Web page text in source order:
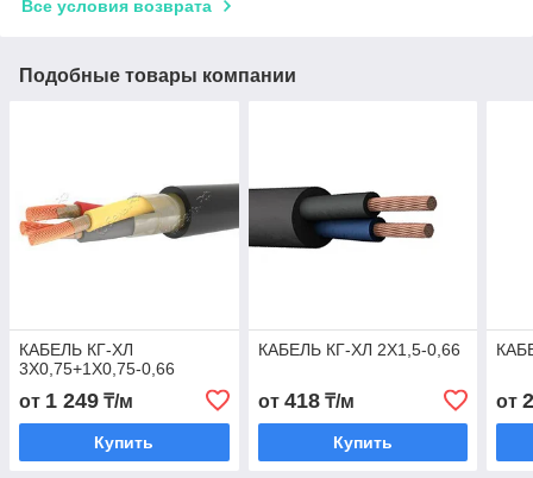
Все условия возврата
Подобные товары компании
КАБЕЛЬ КГ-ХЛ
3Х0,75+1Х0,75-0,66
от 1 249 ₸/м
Купить
КАБЕЛЬ КГ-ХЛ 2Х1,5-0,66
от 418₸/м
Купить
от